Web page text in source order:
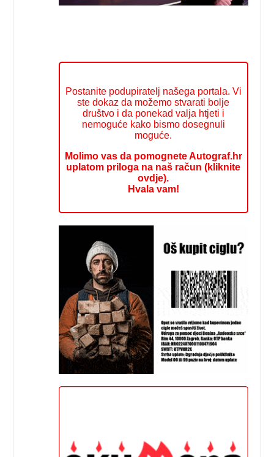
Postanite podupiratelj našega portala. Vi
ste dokaz da možemo stvarati bolje
društvo i da ponekad valja htjeti i
nemoguće kako bismo dosegnuli
moguće.
Molimo vas da pomognete Autograf.hr
uplatom priloga na naš račun (kliknite
ovdje).
Hvala vam!